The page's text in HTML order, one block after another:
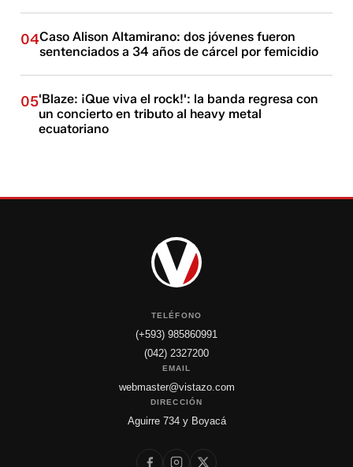
04Caso Alison Altamirano: dos jóvenes fueron
sentenciados a 34 años de cárcel por femicidio
05'Blaze: ¡Que viva el rock!': la banda regresa con
un concierto en tributo al heavy metal
ecuatoriano
TELÉFONO
(+593) 985860991
(042) 2327200
EMAIL
webmaster@vistazo.com
DIRECCIÓN
Aguirre 734 y Boyacá